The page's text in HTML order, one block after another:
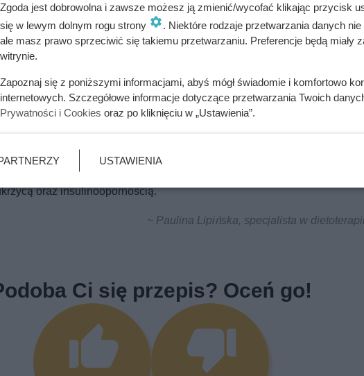
Jeśli któreś się nie zassało, należy powtórzyć pasteryzację.
jod oraz potas. Mogą też obniżać ilość cholesterolu. W kompocie jest
oraz insulinoopornością.
~ Paulina Lipińska, specjalista w
Ci się przepis? Oceń go!
Zgoda jest dobrowolna i zawsze możesz ją zmienić/wycofać klikając przycisk
się w lewym dolnym rogu strony
. Niektóre rodzaje przetwarzania danych
ale masz prawo sprzeciwić się takiemu przetwarzaniu. Preferencje będą miały
witrynie.
Zapoznaj się z poniższymi informacjami, abyś mógł świadomie i komfortowo
internetowych. Szczegółowe informacje dotyczące przetwarzania Twoich
Prywatności i Cookies oraz po kliknięciu w „Ustawienia”.
USTAWIENIA